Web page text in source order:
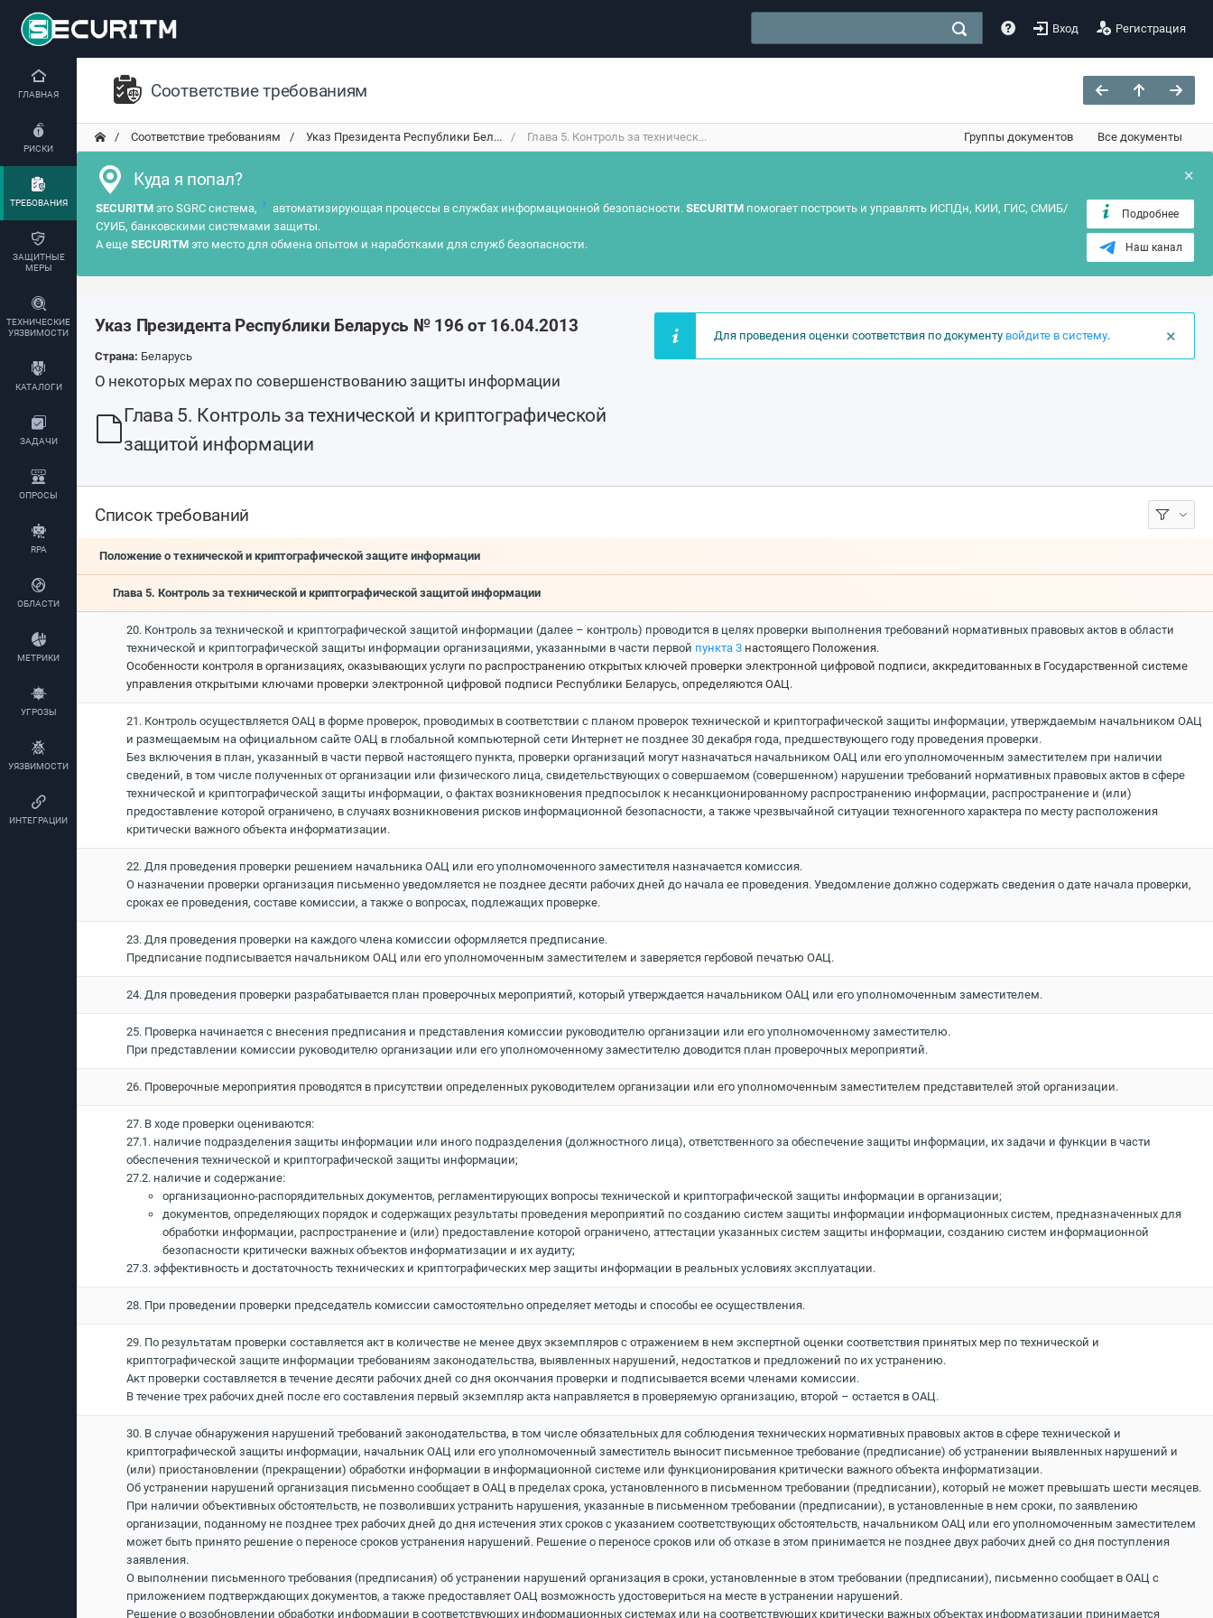
Вход Регистрация
ГЛАВНАЯ
РИСКИ
ТРЕБОВАНИЯ
ЗАЩИТНЫЕ
МЕРЫ
ТЕХНИЧЕСКИЕ
УЯЗВИМОСТИ
КАТАЛОГИ
ЗАДАЧИ
ОПРОСЫ
RPA
ОБЛАСТИ
МЕТРИКИ
УГРОЗЫ
УЯЗВИМОСТИ
ИНТЕГРАЦИИ
Соответствие требованиям
Соответствие требованиям Указ Президента Республики Бел... Глава 5. Контроль за техническ... Группы документов Все документы
×
Куда я попал?
SECURITM это SGRC система, ? автоматизирующая процессы в службах информационной безопасности. SECURITMпомогает построить и управлять ИСПДн, КИИ, ГИС, СМИБ/
СУИБ, банковскими системами защиты.
А еще SECURITM это место для обмена опытом и наработками для служб безопасности.
Подробнее
Наш канал
Указ Президента Республики Беларусь № 196 от 16.04.2013
Страна: Беларусь
О некоторых мерах по совершенствованию защиты информации
Глава 5. Контроль за технической и криптографической
защитой информации
×
Для проведения оценки соответствия по документу войдите в систему.
Список требований
Положение о технической и криптографической защите информации
Глава 5. Контроль за технической и криптографической защитой информации
20. Контроль за технической и криптографической защитой информации (далее – контроль) проводится в целях проверки выполнения требований нормативных правовых актов в области
технической и криптографической защиты информации организациями, указанными в части первой пункта 3 настоящего Положения.
Особенности контроля в организациях, оказывающих услуги по распространению открытых ключей проверки электронной цифровой подписи, аккредитованных в Государственной системе
управления открытыми ключами проверки электронной цифровой подписи Республики Беларусь, определяются ОАЦ.
21. Контроль осуществляется ОАЦ в форме проверок, проводимых в соответствии с планом проверок технической и криптографической защиты информации, утверждаемым начальником ОАЦ
и размещаемым на официальном сайте ОАЦ в глобальной компьютерной сети Интернет не позднее 30 декабря года, предшествующего году проведения проверки.
Без включения в план, указанный в части первой настоящего пункта, проверки организаций могут назначаться начальником ОАЦ или его уполномоченным заместителем при наличии
сведений, в том числе полученных от организации или физического лица, свидетельствующих о совершаемом (совершенном) нарушении требований нормативных правовых актов в сфере
технической и криптографической защиты информации, о фактах возникновения предпосылок к несанкционированному распространению информации, распространение и (или)
предоставление которой ограничено, в случаях возникновения рисков информационной безопасности, а также чрезвычайной ситуации техногенного характера по месту расположения
критически важного объекта информатизации.
22. Для проведения проверки решением начальника ОАЦ или его уполномоченного заместителя назначается комиссия.
О назначении проверки организация письменно уведомляется не позднее десяти рабочих дней до начала ее проведения. Уведомление должно содержать сведения о дате начала проверки,
сроках ее проведения, составе комиссии, а также о вопросах, подлежащих проверке.
23. Для проведения проверки на каждого члена комиссии оформляется предписание.
Предписание подписывается начальником ОАЦ или его уполномоченным заместителем и заверяется гербовой печатью ОАЦ.
24. Для проведения проверки разрабатывается план проверочных мероприятий, который утверждается начальником ОАЦ или его уполномоченным заместителем.
25. Проверка начинается с внесения предписания и представления комиссии руководителю организации или его уполномоченному заместителю.
При представлении комиссии руководителю организации или его уполномоченному заместителю доводится план проверочных мероприятий.
26. Проверочные мероприятия проводятся в присутствии определенных руководителем организации или его уполномоченным заместителем представителей этой организации.
27. В ходе проверки оцениваются:
27.1. наличие подразделения защиты информации или иного подразделения (должностного лица), ответственного за обеспечение защиты информации, их задачи и функции в части
обеспечения технической и криптографической защиты информации;
27.2. наличие и содержание:
организационно-распорядительных документов, регламентирующих вопросы технической и криптографической защиты информации в организации;
документов, определяющих порядок и содержащих результаты проведения мероприятий по созданию систем защиты информации информационных систем, предназначенных для
обработки информации, распространение и (или) предоставление которой ограничено, аттестации указанных систем защиты информации, созданию систем информационной
безопасности критически важных объектов информатизации и их аудиту;
27.3. эффективность и достаточность технических и криптографических мер защиты информации в реальных условиях эксплуатации.
28. При проведении проверки председатель комиссии самостоятельно определяет методы и способы ее осуществления.
29. По результатам проверки составляется акт в количестве не менее двух экземпляров с отражением в нем экспертной оценки соответствия принятых мер по технической и
криптографической защите информации требованиям законодательства, выявленных нарушений, недостатков и предложений по их устранению.
Акт проверки составляется в течение десяти рабочих дней со дня окончания проверки и подписывается всеми членами комиссии.
В течение трех рабочих дней после его составления первый экземпляр акта направляется в проверяемую организацию, второй – остается в ОАЦ.
30. В случае обнаружения нарушений требований законодательства, в том числе обязательных для соблюдения технических нормативных правовых актов в сфере технической и
криптографической защиты информации, начальник ОАЦ или его уполномоченный заместитель выносит письменное требование (предписание) об устранении выявленных нарушений и
(или) приостановлении (прекращении) обработки информации в информационной системе или функционирования критически важного объекта информатизации.
Об устранении нарушений организация письменно сообщает в ОАЦ в пределах срока, установленного в письменном требовании (предписании), который не может превышать шести месяцев.
При наличии объективных обстоятельств, не позволивших устранить нарушения, указанные в письменном требовании (предписании), в установленные в нем сроки, по заявлению
организации, поданному не позднее трех рабочих дней до дня истечения этих сроков с указанием соответствующих обстоятельств, начальником ОАЦ или его уполномоченным заместителем
может быть принято решение о переносе сроков устранения нарушений. Решение о переносе сроков или об отказе в этом принимается не позднее двух рабочих дней со дня поступления
заявления.
О выполнении письменного требования (предписания) об устранении нарушений организация в сроки, установленные в этом требовании (предписании), письменно сообщает в ОАЦ с
приложением подтверждающих документов, а также предоставляет ОАЦ возможность удостовериться на месте в устранении нарушений.
Решение о возобновлении обработки информации в соответствующих информационных системах или на соответствующих критически важных объектах информатизации принимается